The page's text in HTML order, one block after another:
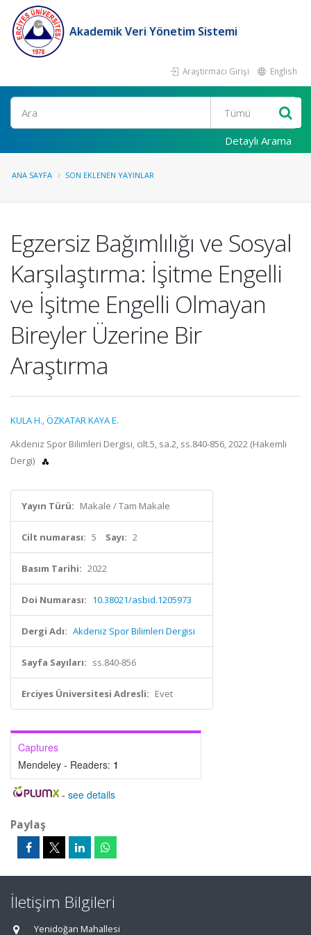
Akademik Veri Yönetim Sistemi
Araştırmacı Girişi English
Ara
Detaylı Arama
ANA SAYFA SON EKLENEN YAYINLAR
Egzersiz Bağımlılığı ve Sosyal
Karşılaştırma: İşitme Engelli
ve İşitme Engelli Olmayan
Bireyler Üzerine Bir
Araştırma
KULA H.,ÖZKATAR KAYA E.
Akdeniz Spor Bilimleri Dergisi, cilt.5, sa.2, ss.840-856, 2022 (Hakemli
Dergi)
Yayın Türü: Makale / Tam Makale
Cilt numarası: 5 Sayı: 2
Basım Tarihi: 2022
Doi Numarası: 10.38021/asbid.1205973
Dergi Adı: Akdeniz Spor Bilimleri Dergisi
Sayfa Sayıları: ss.840-856
Erciyes Üniversitesi Adresli: Evet
Captures
Mendeley - Readers: 1
- see details
Paylaş
İletişim Bilgileri
Yenidoğan Mahallesi